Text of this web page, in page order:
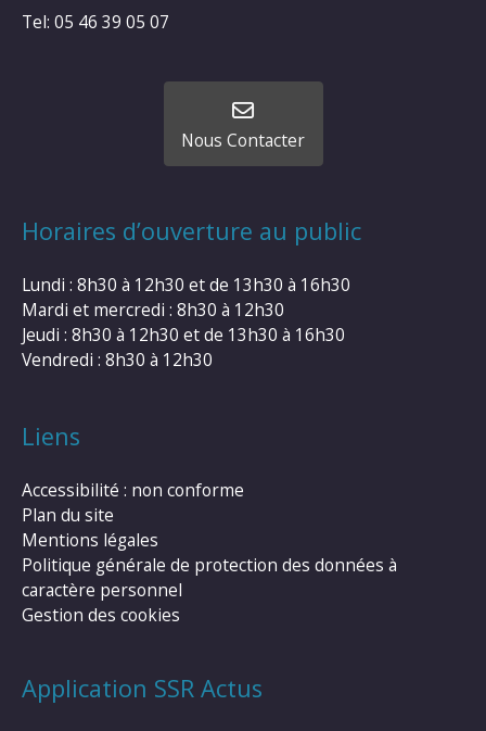
Tel: 05 46 39 05 07
Nous Contacter
Horaires d’ouverture au public
Lundi : 8h30 à 12h30 et de 13h30 à 16h30
Mardi et mercredi : 8h30 à 12h30
Jeudi : 8h30 à 12h30 et de 13h30 à 16h30
Vendredi : 8h30 à 12h30
Liens
Accessibilité : non conforme
Plan du site
Mentions légales
Politique générale de protection des données à
caractère personnel
Gestion des cookies
Application SSR Actus